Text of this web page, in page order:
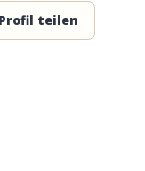
Profil teilen